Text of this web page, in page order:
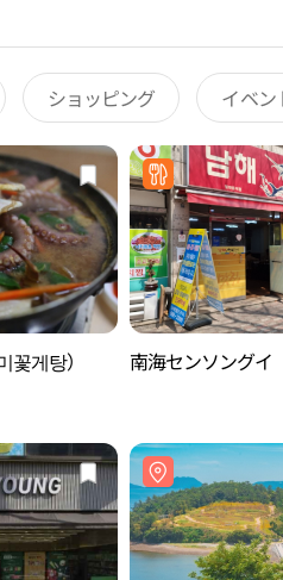
ショッピング イベン
게탕） 南海センソングイ